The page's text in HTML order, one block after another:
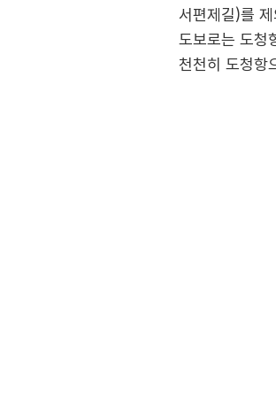
서편제길)를
도보로는 도청
천천히 도청항